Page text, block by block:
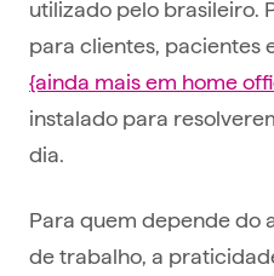
utilizado pelo brasileiro.
para clientes, pacientes
{ainda mais em home
instalado para
dia.
Para quem depende do
de trabalho, a